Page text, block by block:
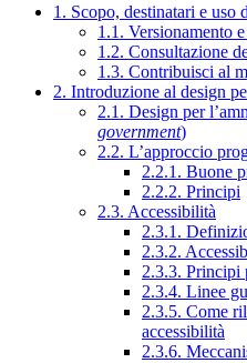
1. Scopo, destinatari e uso
1.1. Versionamento
1.2. Consultazione
1.3. Contribuisci al
2. Introduzione al design
2.1. Design per
government)
2.2. L’approccio
2.2.1. Buone
2.2.2. Principi
2.3. Accessibilità
2.3.1.
2.3.2.
2.3.3. Principi
2.3.4. Linee
2.3.5. Come
accessibilità
2.3.6.